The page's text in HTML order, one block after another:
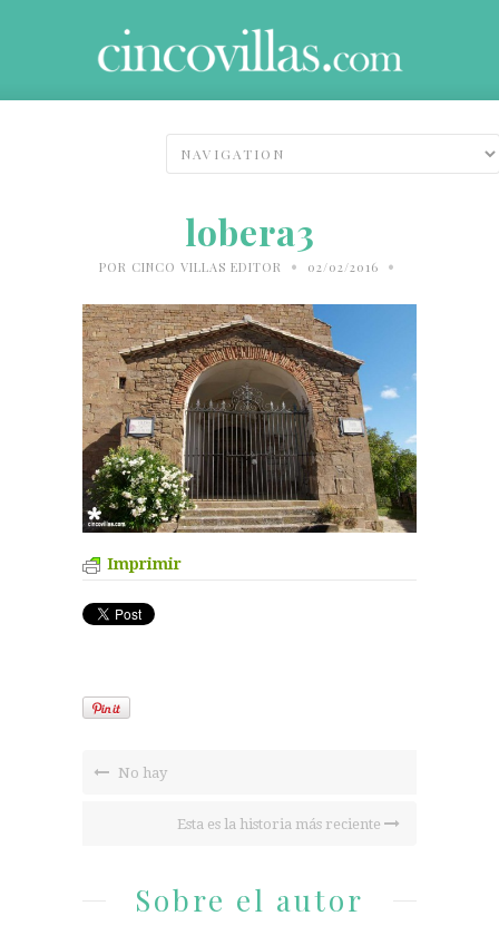
lobera3
POR CINCO VILLAS EDITOR • 02/02/2016 •
Imprimir
No hay
Esta es la historia más reciente
Sobre el autor